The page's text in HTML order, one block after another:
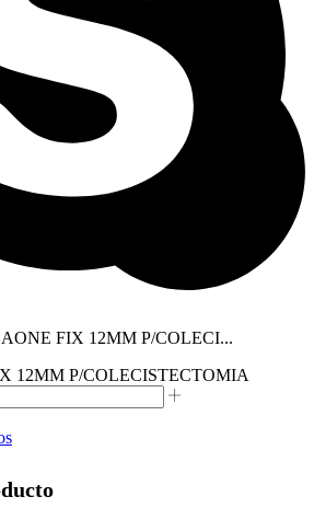
FIX 12MM P/COLECI...
12MM P/COLECISTECTOMIA